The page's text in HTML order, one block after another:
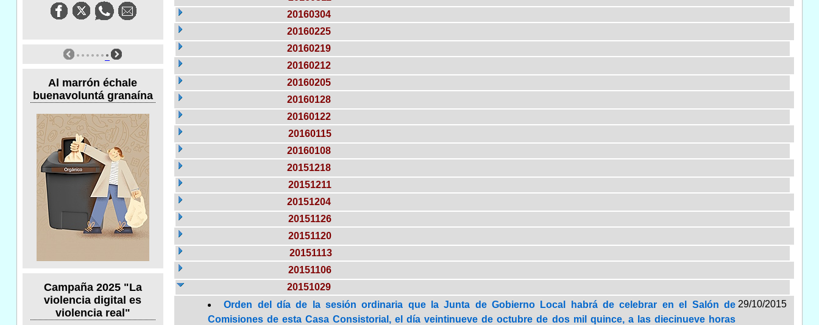
Al marrón échale
buenavoluntá granaína
Campaña 2025 "La
violencia digital es
violencia real"
20160304
20160225
20160219
20160212
20160205
20160128
20160122
20160115
20160108
20151218
20151211
20151204
20151126
20151120
20151113
20151106
20151029
Orden del día de la sesión ordinaria que la Junta de Gobierno Local habrá de celebrar en el Salón de
Comisiones de esta Casa Consistorial, el día veintinueve de octubre de dos mil quince, a las diecinueve horas
29/10/2015